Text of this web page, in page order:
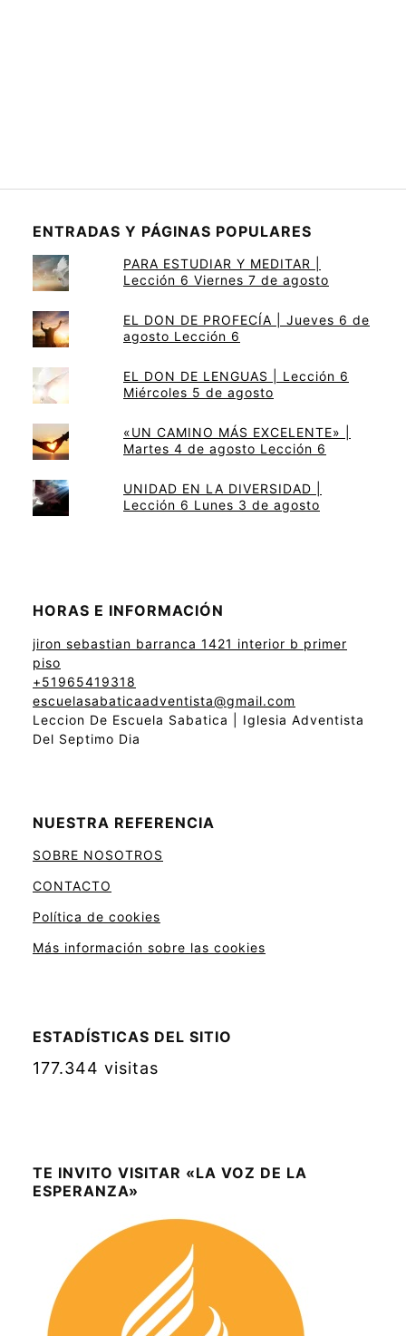
ENTRADAS Y PÁGINAS POPULARES
PARA ESTUDIAR Y MEDITAR |
Lección 6 Viernes 7 de agosto
EL DON DE PROFECÍA | Jueves 6 de
agosto Lección 6
EL DON DE LENGUAS | Lección 6
Miércoles 5 de agosto
«UN CAMINO MÁS EXCELENTE» |
Martes 4 de agosto Lección 6
UNIDAD EN LA DIVERSIDAD |
Lección 6 Lunes 3 de agosto
HORAS E INFORMACIÓN
jiron sebastian barranca 1421 interior b primer
piso
+51965419318
escuelasabaticaadventista@gmail.com
Leccion De Escuela Sabatica | Iglesia Adventista
Del Septimo Dia
NUESTRA REFERENCIA
SOBRE NOSOTROS
CONTACTO
Política de cookies
Más información sobre las cookies
ESTADÍSTICAS DEL SITIO
177.344 visitas
TE INVITO VISITAR «LA VOZ DE LA
ESPERANZA»